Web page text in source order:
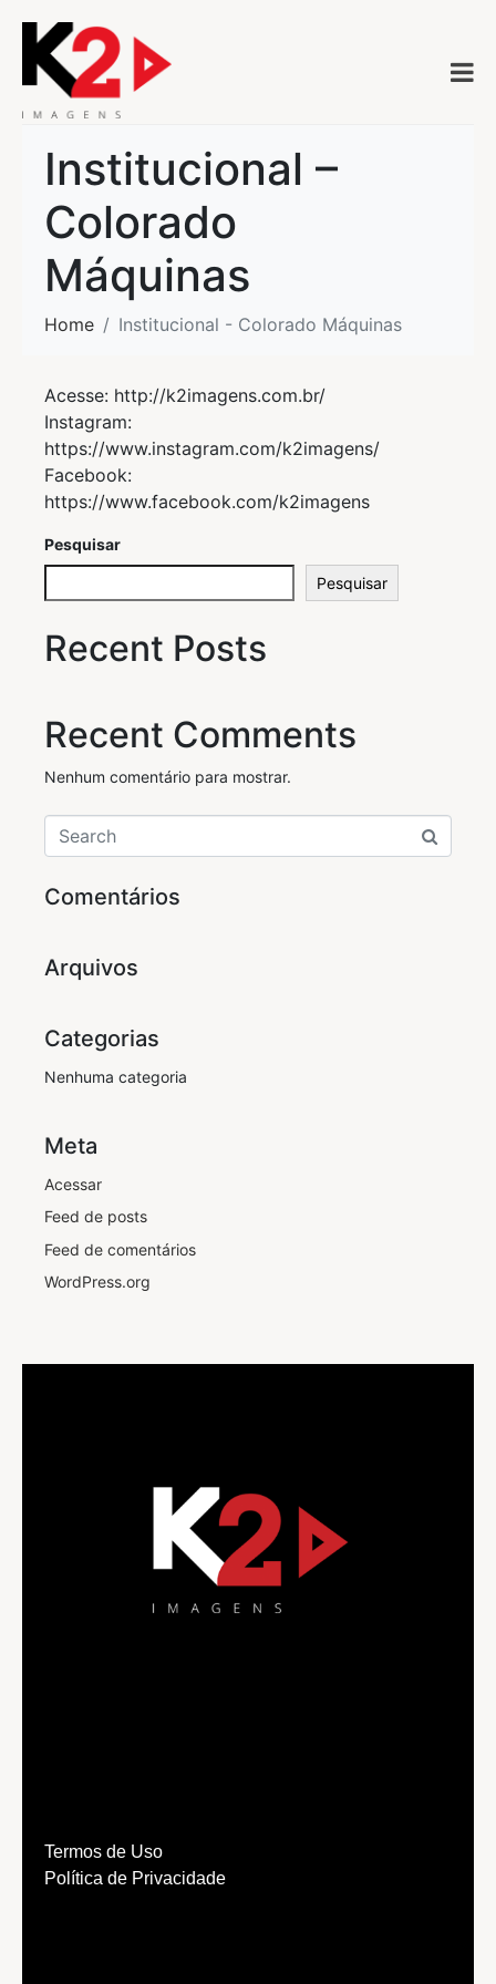
Institucional –
Colorado
Máquinas
Home Institucional - Colorado Máquinas
Acesse: http://k2imagens.com.br/
Instagram:
https://www.instagram.com/k2imagens/
Facebook:
https://www.facebook.com/k2imagens
Pesquisar
Pesquisar
Recent Posts
Recent Comments
Nenhum comentário para mostrar.
Comentários
Arquivos
Categorias
Nenhuma categoria
Meta
Acessar
Feed de posts
Feed de comentários
WordPress.org
Termos de Uso
Política de Privacidade